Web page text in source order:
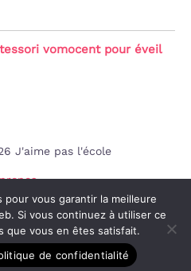
vomocent pour éveil
J'aime pas l'école
légales
confidentialité
vous garantir la meilleure
Si vous continuez à utiliser ce
que vous en êtes satisfait.
de confidentialité